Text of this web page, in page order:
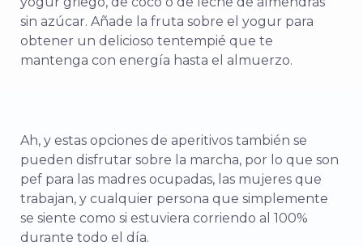
sin azúcar. Añade la fruta sobre el yogur para
obtener un delicioso tentempié que te
mantenga con energía hasta el almuerzo.
Ah, y estas opciones de aperitivos también se
pueden disfrutar sobre la marcha, por lo que son
pef para las madres ocupadas, las mujeres que
trabajan, y cualquier persona que simplemente
se siente como si estuviera corriendo al 100%
durante todo el día.